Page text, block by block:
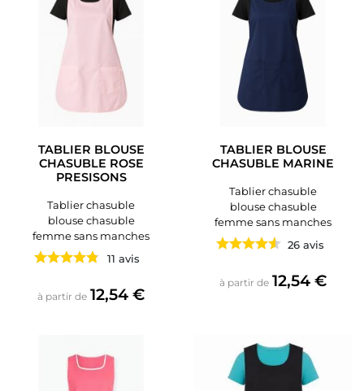
TABLIER BLOUSE
CHASUBLE ROSE
PRESISONS
Tablier chasuble
blouse chasuble
femme sans manches
11 avis
à partir de Prix
12,54 €
TABLIER BLOUSE
CHASUBLE MARINE
Tablier chasuble
blouse chasuble
femme sans manches
26 avis
à partir de Prix
12,54 €